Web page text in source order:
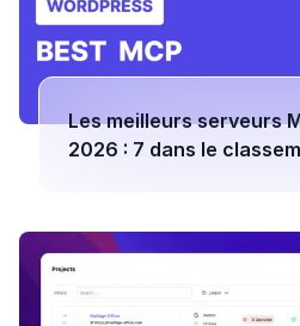
Les meilleurs serveurs
2026 : 7 dans le